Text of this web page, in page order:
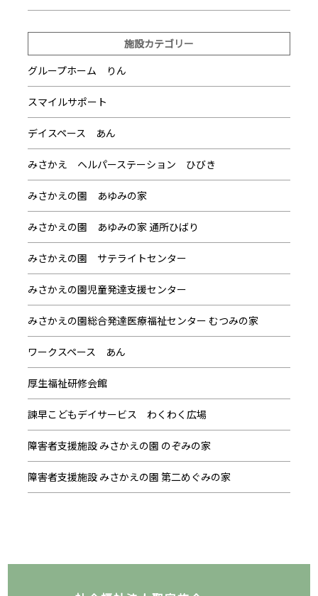
施設カテゴリー
グループホーム りん
スマイルサポート
デイスペース あん
みさかえ ヘルパーステーション ひびき
みさかえの園 あゆみの家
みさかえの園 あゆみの家 通所ひばり
みさかえの園 サテライトセンター
みさかえの園児童発達支援センター
みさかえの園総合発達医療福祉センター むつみの家
ワークスペース あん
厚生福祉研修会館
諫早こどもデイサービス わくわく広場
障害者支援施設 みさかえの園 のぞみの家
障害者支援施設 みさかえの園 第二めぐみの家